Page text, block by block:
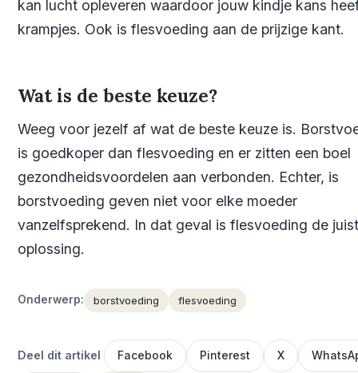
kan lucht opleveren waardoor jouw kindje kans
krampjes. Ook is flesvoeding aan de prijzige kant.
Wat is de beste keuze?
Weeg voor jezelf af wat de beste keuze is.
is goedkoper dan flesvoeding en er zitten een boel
gezondheidsvoordelen aan verbonden. Echter, is
borstvoeding geven niet voor elke moeder
vanzelfsprekend. In dat geval is flesvoeding de
oplossing.
Onderwerp: borstvoeding flesvoeding
Deel dit artikel Facebook Pinterest X